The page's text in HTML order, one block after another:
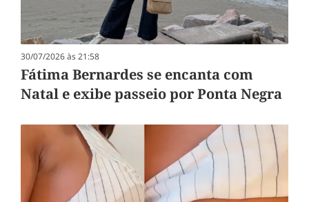
30/07/2026 às 21:58
Fátima Bernardes se encanta com
Natal e exibe passeio por Ponta Negra